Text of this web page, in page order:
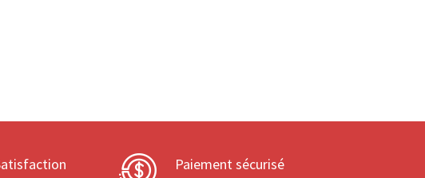
Paiement sécurisé